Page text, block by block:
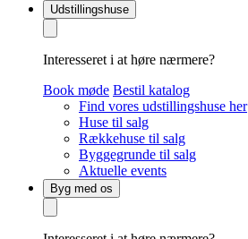
Udstillingshuse
Interesseret i at høre nærmere?
Book møde Bestil katalog
Find vores udstillingshuse her
Huse til salg
Rækkehuse til salg
Byggegrunde til salg
Aktuelle events
Byg med os